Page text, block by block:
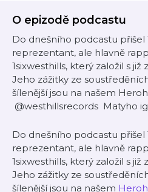
O epizodě podcastu
Do dnešního podcastu přišel
reprezentant, ale hlavně
1sixwesthills, který založil s
Jeho zážitky ze
šílenější jsou na našem
@westhillsrecords Matyho
Do dnešního podcastu přišel
reprezentant, ale hlavně
1sixwesthills, který založil s
Jeho zážitky ze
šílenější jsou na našem